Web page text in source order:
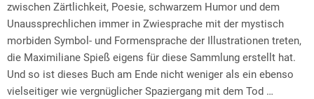
zwischen Zärtlichkeit, Poesie, schwarzem Humor und dem
Unaussprechlichen immer in Zwiesprache mit der mystisch
morbiden Symbol- und Formensprache der Illustrationen treten,
die Maximiliane Spieß eigens für diese Sammlung erstellt hat.
Und so ist dieses Buch am Ende nicht weniger als ein ebenso
vielseitiger wie vergnüglicher Spaziergang mit dem Tod …